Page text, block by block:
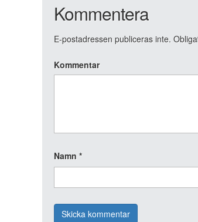
Kommentera
E-postadressen publiceras inte.
Kommentar
Namn *